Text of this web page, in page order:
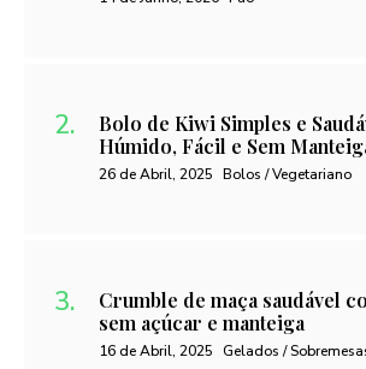
Bolo de Kiwi Simples e
Húmido, Fácil e Sem
26 de Abril, 2025 Bolos / Vegetariano
Crumble de maça saudável
sem açúcar e manteiga
16 de Abril, 2025 Gelados /